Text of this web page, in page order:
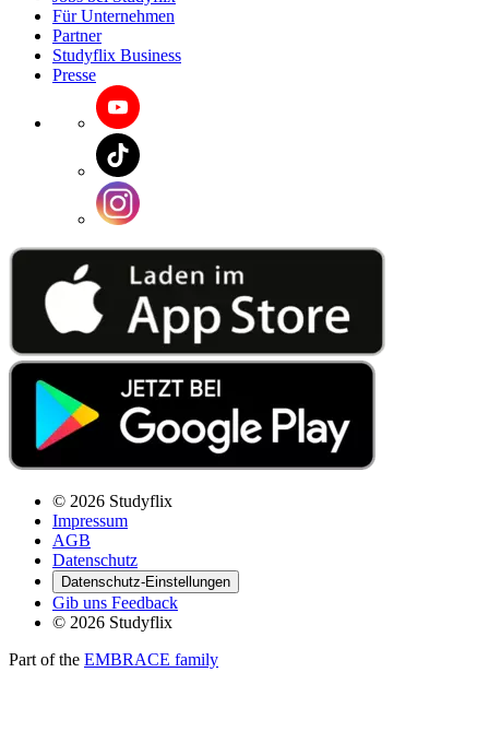
Für Unternehmen
Partner
Studyflix Business
Presse
© 2026 Studyflix
Impressum
AGB
Datenschutz
Datenschutz-Einstellungen
Gib uns Feedback
© 2026 Studyflix
Part of the EMBRACE family